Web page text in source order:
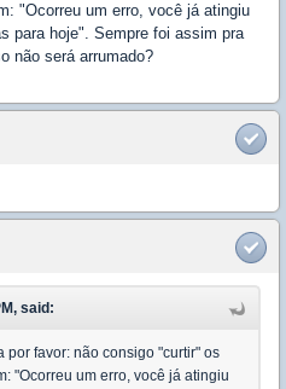
"Ocorreu um erro, você já atingiu
para hoje". Sempre foi assim pra
não será arrumado?
said:
favor: não consigo "curtir" os
"Ocorreu um erro, você já atingiu